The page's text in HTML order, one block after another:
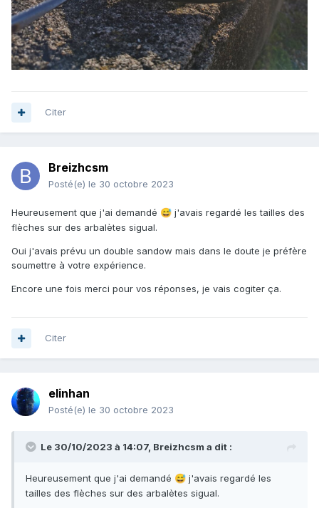
Citer
Breizhcsm
Posté(e) le 30 octobre 2023
Heureusement que j'ai demandé 😅 j'avais regardé les tailles des
flèches sur des arbalètes sigual.
Oui j'avais prévu un double sandow mais dans le doute je préfère
soumettre à votre expérience.
Encore une fois merci pour vos réponses, je vais cogiter ça.
Citer
elinhan
Posté(e) le 30 octobre 2023
Le 30/10/2023 à 14:07, Breizhcsm a dit :
Heureusement que j'ai demandé 😅 j'avais regardé les
tailles des flèches sur des arbalètes sigual.